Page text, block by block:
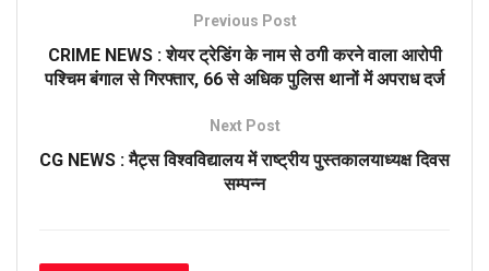
Previous Post
CRIME NEWS : शेयर ट्रेडिंग के नाम से ठगी करने वाला आरोपी
पश्चिम बंगाल से गिरफ्तार, 66 से अधिक पुलिस थानों में अपराध दर्ज
Next Post
CG NEWS : मैट्स विश्वविद्यालय में राष्ट्रीय पुस्तकालयाध्यक्ष दिवस
सम्पन्न